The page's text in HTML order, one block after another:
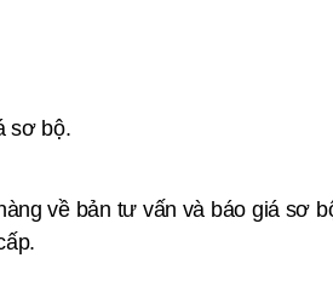
sơ bộ.
về bản tư vấn và báo giá sơ